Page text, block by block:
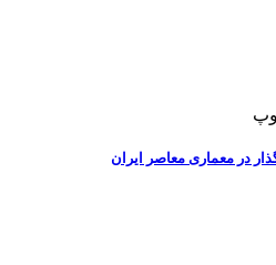
در معماری معاصر ایران